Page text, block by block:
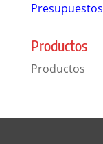
Presupuestos
Productos
Productos